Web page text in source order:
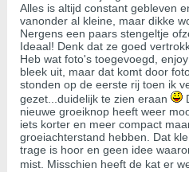
Alles is altijd constant gebleven
vanonder al kleine, maar dikke
Nergens een paars stengeltje
Ideaal! Denk dat ze goed
Heb wat foto's toegevoegd,
bleek uit, maar dat komt door
stonden op de eerste rij toen ik
gezet...duidelijk te zien eraan
nieuwe groeiknop heeft weer
iets korter en meer compact
groeiachterstand hebben. Dat
trage is hoor en geen idee
mist. Misschien heeft de kat er